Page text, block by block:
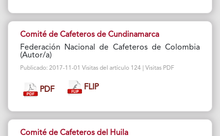
Comité de Cafeteros de Cundinamarca
Federación Nacional de Cafeteros de Colombia
(Autor/a)
Publicado: 2017-11-01 Visitas del artículo 124 | Visitas PDF
PDF FLIP
Comité de Cafeteros del Huila